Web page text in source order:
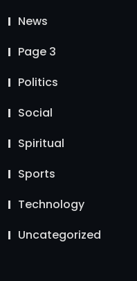
News
Page 3
Politics
Social
Spiritual
Sports
Technology
Uncategorized